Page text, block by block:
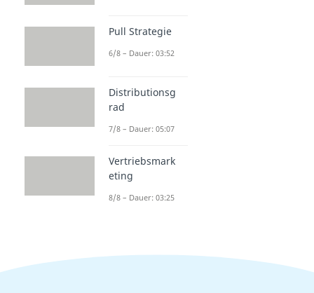
Pull Strategie
6/8 – Dauer: 03:52
Distributionsg
rad
7/8 – Dauer: 05:07
Vertriebsmark
eting
8/8 – Dauer: 03:25